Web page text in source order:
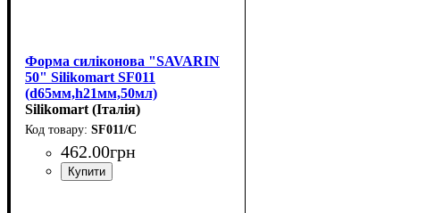
Форма силіконова "SAVARIN
50" Silikomart SF011
(d65мм,h21мм,50мл)
Silikomart (Італія)
SF011/C
462.00грн